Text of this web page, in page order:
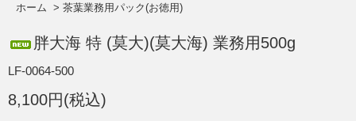
ホーム > 茶葉業務用パック(お徳用)
胖大海 特 (莫大)(莫大海) 業務用500g
LF-0064-500
8,100円(税込)